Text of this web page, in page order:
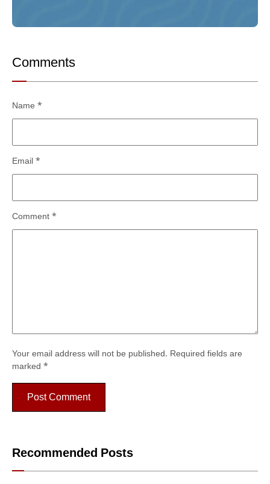
Comments
Your email address will not be published. Required fields are
marked *
Comment *
Name *
Email *
Recommended Posts